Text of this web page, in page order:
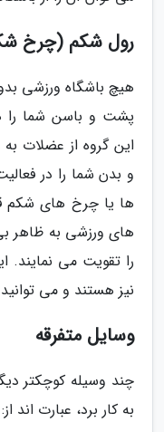
رول شکم (چرخ
هیچ باشگاه ورزشی
پشت و باسن شما را
این گروه از عضلات
و بدن شما را در
ها یا چرخ های شکم
های ورزشی به ظاهر
را تقویت می نمایند.
نیز هستند و می
وسایل متفرقه
چند وسیله کوچکتر
به کار برد، عبارت اند از: